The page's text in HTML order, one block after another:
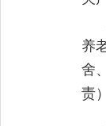
养
舍
责）